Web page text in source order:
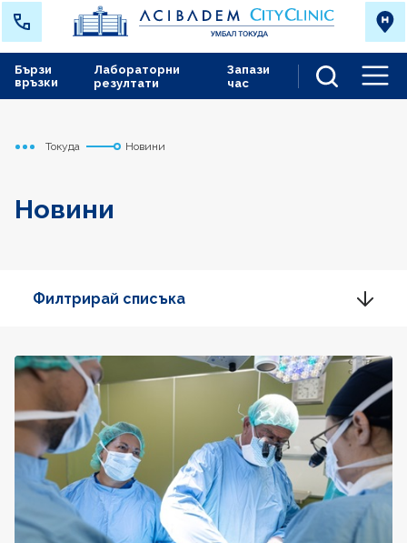
Лабораторни
резултати
Запази
час
Бързи
връзки
Начало
Токуда Новини
Новини
Филтрирай списъка